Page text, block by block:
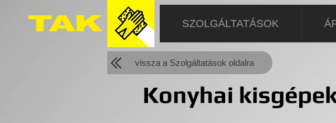
SZOLGÁLTATÁSOK
vissza a Szolgáltatások oldalra
Konyhai